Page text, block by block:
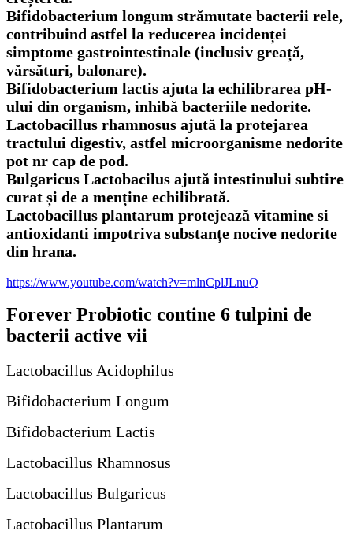
Bifidobacterium longum strămutate bacterii rele,
contribuind astfel la reducerea incidenței
simptome gastrointestinale (inclusiv greață,
vărsături, balonare).
Bifidobacterium lactis ajuta la echilibrarea pH-
ului din organism, inhibă bacteriile nedorite.
Lactobacillus rhamnosus ajută la protejarea
tractului digestiv, astfel microorganisme nedorite
pot nr cap de pod.
Bulgaricus Lactobacilus ajută intestinului subtire
curat și de a menține echilibrată.
Lactobacillus plantarum protejează vitamine si
antioxidanti impotriva substanțe nocive nedorite
din hrana.
https://www.youtube.com/watch?v=mlnCplJLnuQ
Forever Probiotic contine 6 tulpini de
bacterii active vii
Lactobacillus Acidophilus
Bifidobacterium Longum
Bifidobacterium Lactis
Lactobacillus Rhamnosus
Lactobacillus Bulgaricus
Lactobacillus Plantarum